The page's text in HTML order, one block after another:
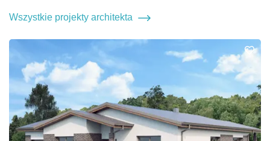
Wszystkie projekty architekta